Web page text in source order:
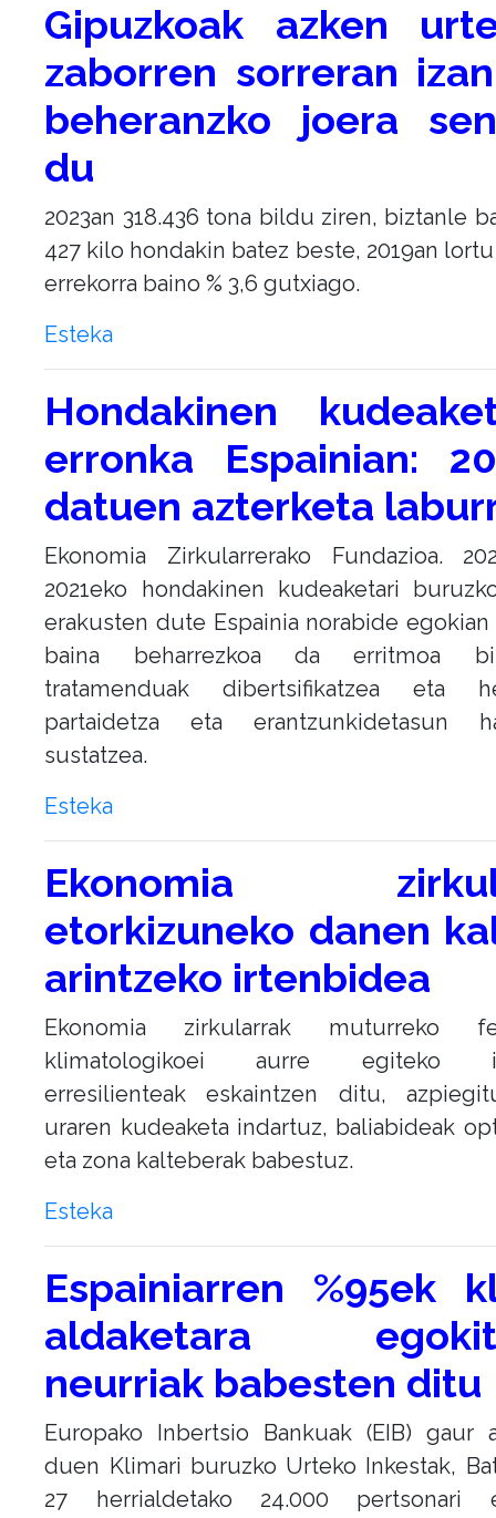
Gipuzkoak azken
zaborren sorreran
beheranzko joera
du
2023an 318.436 tona bildu ziren, biztanle
427 kilo hondakin batez beste, 2019an
errekorra baino % 3,6 gutxiago.
Esteka
Hondakinen
erronka Espainian:
datuen azterketa
Ekonomia Zirkularrerako Fundazioa.
2021eko hondakinen kudeaketari
erakusten dute Espainia norabide egokian
baina beharrezkoa da erritmoa
tratamenduak dibertsifikatzea eta
partaidetza eta erantzunkidetasun
sustatzea.
Esteka
Ekonomia
etorkizuneko danen
arintzeko irtenbidea
Ekonomia zirkularrak muturreko
klimatologikoei aurre egiteko
erresilienteak eskaintzen ditu,
uraren kudeaketa indartuz, baliabideak
eta zona kalteberak babestuz.
Esteka
Espainiarren %95ek
aldaketara
neurriak babesten ditu
Europako Inbertsio Bankuak (EIB) gaur
duen Klimari buruzko Urteko Inkestak,
27 herrialdetako 24.000 pertsonari